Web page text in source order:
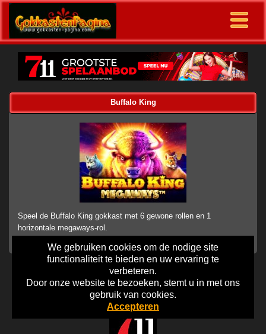
We gebruiken cookies om de nodige site
functionaliteit te bieden en uw ervaring te
verbeteren.
Door onze website te bezoeken, stemt u in met ons
gebruik van cookies.
Accepteren
Buffalo King
Speel de Buffalo King gokkast met 6 gewone rollen en 1
horizontale megaways-rol.
Home Disclaimer Gok Info